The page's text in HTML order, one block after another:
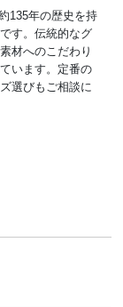
135年の歴史を持
す。伝統的なグ
材へのこだわり
います。定番の
選びもご相談に